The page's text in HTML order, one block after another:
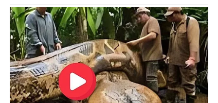
NEOČEKIVANI PROBLEM –
ŠKORPIJA
Dok neki slave, Škorpije ulaze u period koji zahteva
oprez, mudrost i samokontrolu. Neočekivani problem
može doći iz pravca odakle se najmanje nadate.